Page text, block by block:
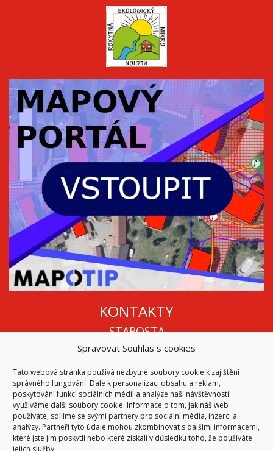
Spravovat Souhlas s cookies
Tato webová stránka používá nezbytné soubory cookie k zajištění
správného fungování. Dále k personalizaci obsahu a reklam,
poskytování funkcí sociálních médií a analýze naší návštěvnosti
využíváme další soubory cookie. Informace o tom, jak náš web
používáte, sdílíme se svými partnery pro sociální média, inzerci a
analýzy. Partneři tyto údaje mohou zkombinovat s dalšími informacemi,
které jste jim poskytli nebo které získali v důsledku toho, že používáte
jejich služby
KONTAKTY
STAROSTA
Mgr. Roman Vala
info@oukojetice.cz
ÚŘEDNÍ HODINY
Po, St: 15:30 - 16:30
Všechny kontakty | Kde nás najdete